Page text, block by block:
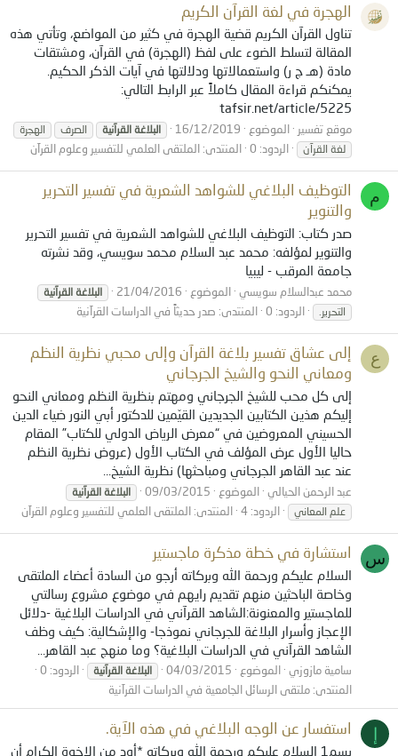
الهجرة في لغة القرآن الكريم
تناول القرآن الكريم قضية الهجرة في كثير من المواضع، وتأتي هذه
المقالة لتسلط الضوء على لفظ (الهجرة) في القرآن، ومشتقات
مادة (هـ ج ر) واستعمالاتها ودلالتها في آيات الذكر الحكيم.
يمكنكم قراءة المقال كاملاً عبر الرابط التالي:
tafsir.net/article/5225
موقع تفسير الموضوع 16/12/2019 البلاغة القرآنية الصرف
الهجرة
لغة القرآن
الردود: 0 المنتدى: الملتقى العلمي للتفسير وعلوم القرآن
م
التوظيف البلاغي للشواهد الشعرية في تفسير التحرير
والتنوير
صدر كتاب: التوظيف البلاغي للشواهد الشعرية في تفسير التحرير
والتنوير لمؤلفه: محمد عبد السلام محمد سويسي، وقد نشرته
جامعة المرقب - ليبيا
محمد عبدالسلام سويسي الموضوع 21/04/2016 البلاغة القرآنية
التحرير.
الردود: 0 المنتدى: صدر حديثاً في الدراسات القرآنية
ع
إلى عشاق تفسير بلاغة القرآن وإلى محبي نظرية النظم
ومعاني النحو والشيخ الجرجاني
إلى كل محب للشيخ الجرجاني ومهتم بنظرية النظم ومعاني النحو
إليكم هذين الكتابين الجديدين القيّمين للدكتور أبي النور ضياء الدين
الحسيني المعروضين في “معرض الرياض الدولي للكتاب” المقام
حاليا الأول عرض المؤلف في الكتاب الأول (عروض نظرية النظم
عند عبد القاهر الجرجاني ومباحثها) نظرية الشيخ...
عبد الرحمن الحيالي الموضوع 09/03/2015 البلاغة القرآنية
علم المعاني
الردود: 4 المنتدى: الملتقى العلمي للتفسير وعلوم القرآن
س استشارة في خطة مذكرة ماجستير
السلام عليكم ورحمة الله وبركاته أرجو من السادة أعضاء الملتقى
وخاصة الباحثين منهم تقديم رايهم في موضوع مشروع رسالتي
للماجستير والمعنونة:الشاهد القرآني في الدراسات البلاغية -دلائل
الإعجاز وأسرار البلاغة للجرجاني نموذجا- والإشكالية: كيف وظف
الشاهد القرآني في الدراسات البلاغية؟ وما منهج عبد القاهر...
سامية مازوزي الموضوع 04/03/2015 البلاغة القرآنية
الردود: 0
المنتدى: ملتقى الرسائل الجامعية في الدراسات القرآنية
استفسار عن الوجه البلاغي في هذه الآية.
بسم1 السلام عليكم ورحمة الله وبركاته *أود من الإخوة الكرام أن